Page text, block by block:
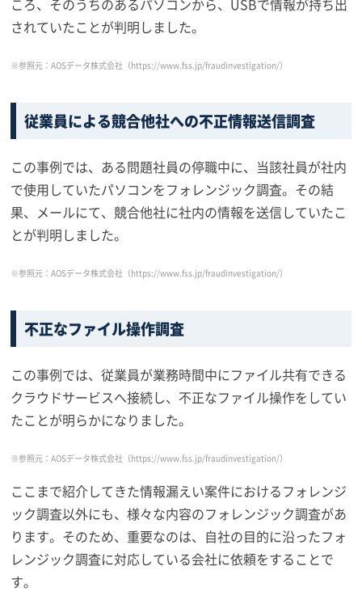
ころ、そのうちのあるパソコンから、USBで情報が持ち出
されていたことが判明しました。
※参照元：AOSデータ株式会社 （https://www.fss.jp/fraudinvestigation/）
従業員による競合他社への不正情報送信調査
この事例では、ある問題社員の停職中に、当該社員が社内
で使用していたパソコンをフォレンジック調査。その結
果、メールにて、競合他社に社内の情報を送信していたこ
とが判明しました。
※参照元：AOSデータ株式会社 （https://www.fss.jp/fraudinvestigation/）
不正なファイル操作調査
この事例では、従業員が業務時間中にファイル共有できる
クラウドサービスへ接続し、不正なファイル操作をしてい
たことが明らかになりました。
※参照元：AOSデータ株式会社 （https://www.fss.jp/fraudinvestigation/）
ここまで紹介してきた情報漏えい案件におけるフォレンジ
ック調査以外にも、様々な内容のフォレンジック調査があ
ります。そのため、重要なのは、自社の目的に沿ったフォ
レンジック調査に対応している会社に依頼をすることで
す。